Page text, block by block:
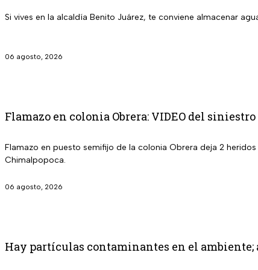
Si vives en la alcaldía Benito Juárez, te conviene almacenar
06 agosto, 2026
Flamazo en colonia Obrera: VIDEO del
Flamazo en puesto semifijo de la colonia Obrera deja 2
Chimalpopoca.
06 agosto, 2026
Hay partículas contaminantes en el ambiente;